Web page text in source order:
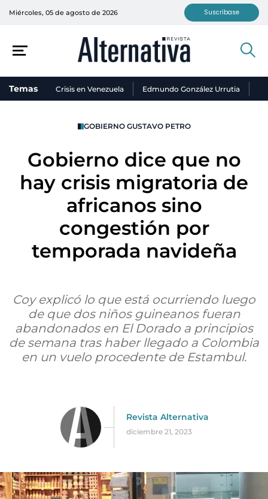
Miércoles, 05 de agosto de 2026 Suscríbase
Temas Crisis en Venezuela Edmundo González Urrutia
GOBIERNO GUSTAVO PETRO
Gobierno dice que no
hay crisis migratoria de
africanos sino
congestión por
temporada navideña
Coy explicó lo que está ocurriendo luego
de que dos niños guineanos fueran
abandonados en El Dorado a principios
de semana tras haber llegado a Colombia
en un vuelo procedente de Estambul.
Revista Alternativa
diciembre 21, 2023